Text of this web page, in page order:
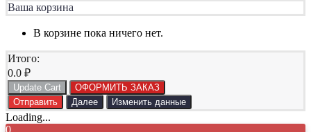
Ваша корзина
В корзине пока ничего нет.
Итого:
0.0 ₽
Update Cart
ОФОРМИТЬ ЗАКАЗ
Отправить
Далее Изменить данные
Loading...
0